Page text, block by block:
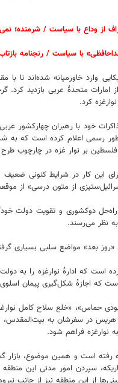
از وداع با سیاست / شرمنده؛
با سیاست / رنجنامه
وارد خاورمیانه شده‌اند تا
امارات متحدۀ عربی بازدید
کرد.
خود با رهبران چهارکشور
رسمی اعلام کرده است که به
بر نوار غزه در چارچوب
این کار در شرایط کنونی
از متون درسی» از
دوکشوری و تقویت دولت
نظر می‌رسند.
بعد» مواضع سلبی بسیاری
است که ادارۀ نوارغزه را به
است که اجازۀ شکل‌گیری پیمان
در سفرشان به بیت‌المقدس،
نوارغزه فراهم شود.
رفته است و همین موضوع،
باریکه، سپردن امور مدنی این
از این منطقه نیز از جانب